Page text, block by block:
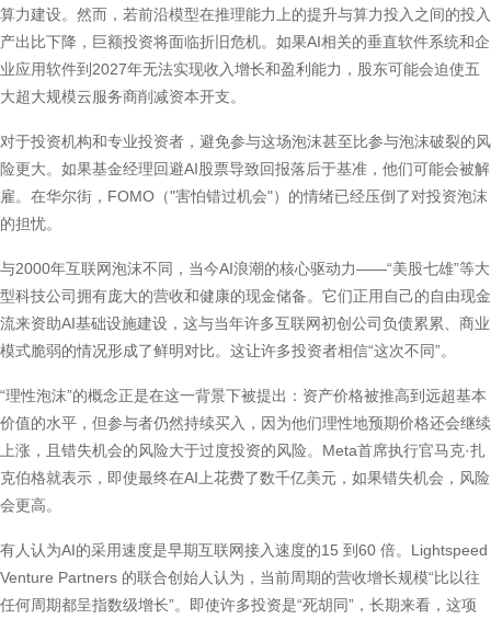
算力建设。然而，若前沿模型在推理能力上的提升与算力投入之间的投入
产出比下降，巨额投资将面临折旧危机。如果AI相关的垂直软件系统和企
业应用软件到2027年无法实现收入增长和盈利能力，股东可能会迫使五
大超大规模云服务商削减资本开支。
对于投资机构和专业投资者，避免参与这场泡沫甚至比参与泡沫破裂的风
险更大。如果基金经理回避AI股票导致回报落后于基准，他们可能会被解
雇。在华尔街，FOMO（"害怕错过机会"）的情绪已经压倒了对投资泡沫
的担忧。
与2000年互联网泡沫不同，当今AI浪潮的核心驱动力——“美股七雄”等大
型科技公司拥有庞大的营收和健康的现金储备。它们正用自己的自由现金
流来资助AI基础设施建设，这与当年许多互联网初创公司负债累累、商业
模式脆弱的情况形成了鲜明对比。这让许多投资者相信“这次不同”。
“理性泡沫”的概念正是在这一背景下被提出：资产价格被推高到远超基本
价值的水平，但参与者仍然持续买入，因为他们理性地预期价格还会继续
上涨，且错失机会的风险大于过度投资的风险。Meta首席执行官马克·扎
克伯格就表示，即使最终在AI上花费了数千亿美元，如果错失机会，风险
会更高。
有人认为AI的采用速度是早期互联网接入速度的15 到60 倍。Lightspeed
Venture Partners 的联合创始人认为，当前周期的营收增长规模“比以往
任何周期都呈指数级增长”。即使许多投资是“死胡同”，长期来看，这项